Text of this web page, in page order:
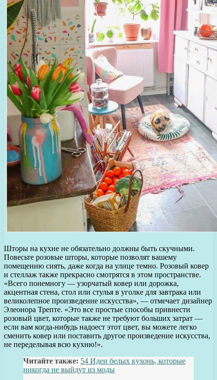
Шторы на кухне не обязательно должны быть скучными.
Повесьте розовые шторы, которые позволят вашему
помещению сиять, даже когда на улице темно. Розовый ковер
и стеллаж также прекрасно смотрятся в этом пространстве.
«Всего понемногу — узорчатый ковер или дорожка,
акцентная стена, стол или стулья в уголке для завтрака или
великолепное произведение искусства», — отмечает дизайнер
Элеонора Трепте. «Это все простые способы привнести
розовый цвет, которые также не требуют больших затрат —
если вам когда-нибудь надоест этот цвет, вы можете легко
сменить ковер или поставить другое произведение искусства,
не переделывая всю кухню!».
Читайте также: 54 Идеи белых кухонь, которые
никогда не выйдут из моды